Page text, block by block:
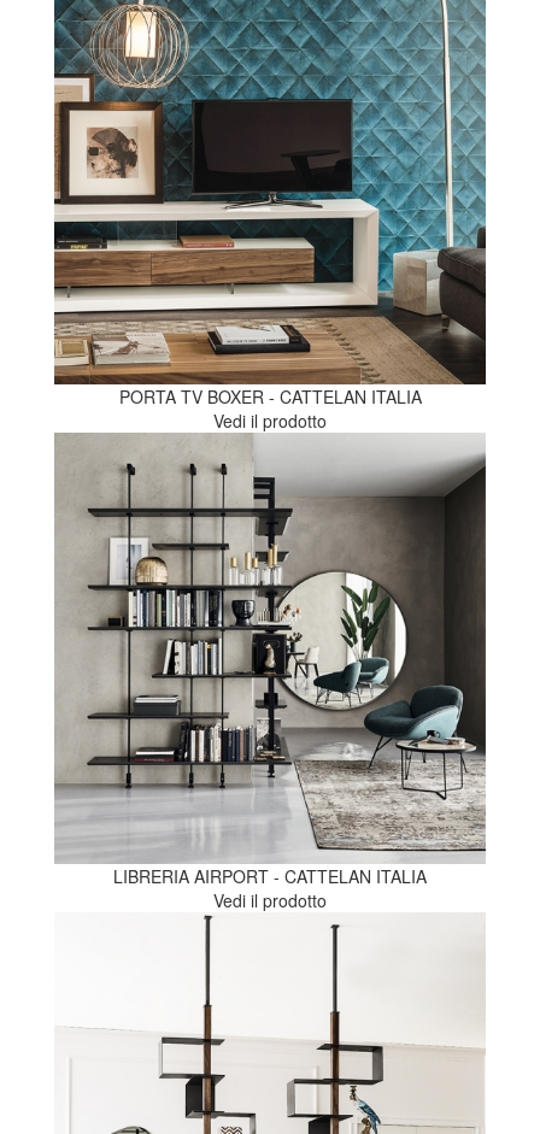
PORTA TV BOXER - CATTELAN ITALIA
Vedi il prodotto
LIBRERIA AIRPORT - CATTELAN ITALIA
Vedi il prodotto